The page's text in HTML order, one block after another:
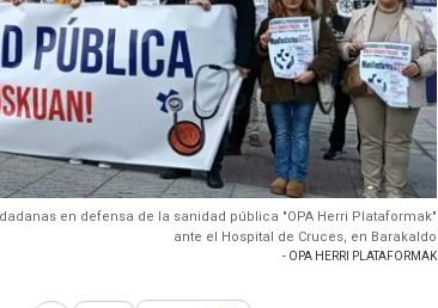
en defensa de la sanidad pública "OPA Herri Plataformak"
ante el Hospital de Cruces, en Barakaldo
- OPA HERRI PLATAFORMAK